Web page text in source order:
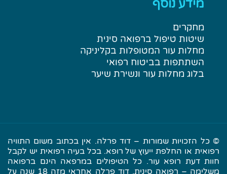
מידע נוסף
מחקרים
שיטות טיפול ברפואה סינית
מחלות עור המטופלות בקליניקה
השתתפות בביטוח רפואי
בלוג מחלות עור ונשירת שיער
© כל הזכויות שמורות – דוד פרלה. אין בכתוב משום התוויה
רפואית או החלפת ייעוץ של רופא. בכל בעיה רפואית יש לקבל
חוות דעת רופא עור. כל הטיפולים במרפאה הינם ברפואה
משלימה – רפואה סינית. דוד פרלה אחראי מזה 18 שנה על